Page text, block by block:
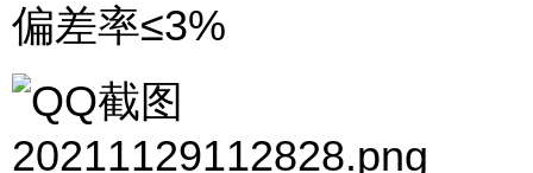
偏差率≤3%